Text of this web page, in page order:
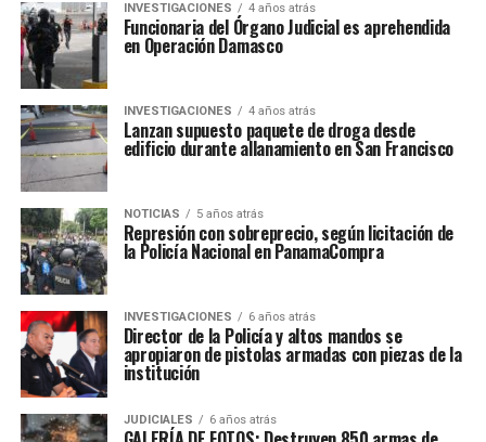
INVESTIGACIONES 4 años atrás
Funcionaria del Órgano Judicial es aprehendida
en Operación Damasco
INVESTIGACIONES 4 años atrás
Lanzan supuesto paquete de droga desde
edificio durante allanamiento en San Francisco
NOTICIAS 5 años atrás
Represión con sobreprecio, según licitación de
la Policía Nacional en PanamaCompra
INVESTIGACIONES 6 años atrás
Director de la Policía y altos mandos se
apropiaron de pistolas armadas con piezas de la
institución
JUDICIALES 6 años atrás